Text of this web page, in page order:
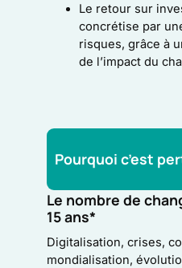
Le retour sur
concrétise par
risques, grâce à
de l’impact du
Pourquoi c’est
Le nombre de
15 ans*
Digitalisation, crises,
mondialisation,